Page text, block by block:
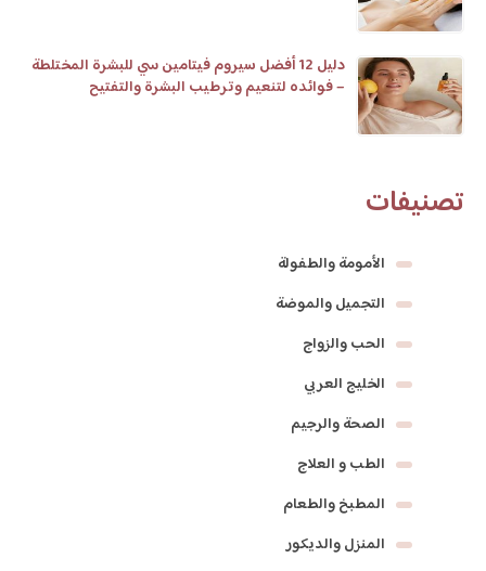
دليل 12 أفضل سيروم فيتامين سي للبشرة المختلطة
– فوائده لتنعيم وترطيب البشرة والتفتيح
تصنيفات
الأمومة والطفولة
التجميل والموضة
الحب والزواج
الخليج العربي
الصحة والرجيم
الطب و العلاج
المطبخ والطعام
المنزل والديكور